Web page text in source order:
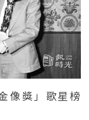
像獎」歌星榜